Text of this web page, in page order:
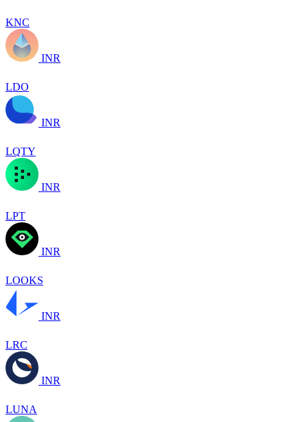
KNC
INR
LDO
INR
LQTY
INR
LPT
INR
LOOKS
INR
LRC
INR
LUNA